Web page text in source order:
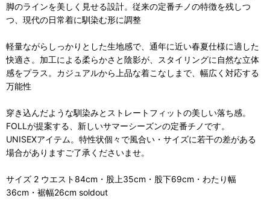
脚のラインを美しく見せる設計。従来の定番チノの特徴を残しつ
つ、現代の日常着に馴染む形に調整
軽量ながらしっかりとした生地感で、通年に近い春夏仕様に適した
快適さ。加工による柔らかさと陰影が、スタイリングに自然な立体
感をプラス。カジュアルから上品な着こなしまで、幅広く対応する
万能性
穿き込んだような馴染みとストレートフィットの美しい落ち感。
FOLLが提案する、新しいサマーシーズンの定番チノです。
UNISEXアイテム。特性状個々で風合い・サイズに若干の差がある
場合がありますご了承くださいませ。
サイズ 2 ウエスト84cm・股上35cm・股下69cm・わたり幅
36cm・裾幅26cm soldout